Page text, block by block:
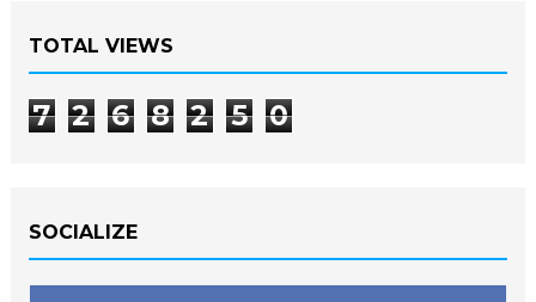
TOTAL VIEWS
7 2 6 8 2 5 0
SOCIALIZE